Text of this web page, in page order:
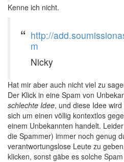
Kenne ich nicht.
http://
m
Nicky
Hat mir aber auch nicht viel zu
Der Klick in eine Spam von
schlechte Idee, und diese Idee
sich um einen völlig kontextlos
einem Unbekannten handelt.
die Spammer) immer noch genug
verantwortungslose Leute zu
klicken, sonst gäbe es solche